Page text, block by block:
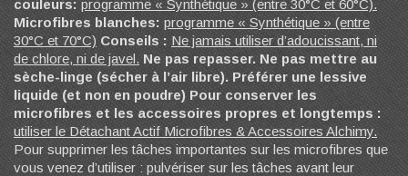
couleurs: programme « Synthétique » (entre 30°C et 60°C).
Microfibres blanches: programme « Synthétique » (entre
30°C et 70°C) Conseils : Ne jamais utiliser d’adoucissant, ni
de chlore, ni de javel. Ne pas repasser. Ne pas mettre au
sèche-linge (sécher à l’air libre). Préférer une lessive
liquide (et non en poudre) Pour conserver les
microfibres et les accessoires propres et longtemps :
utiliser le Détachant Actif Microfibres & Accessoires Alchimy.
Pour supprimer les tâches importantes sur les microfibres que
vous venez d’utiliser : pulvériser sur les tâches avant leur